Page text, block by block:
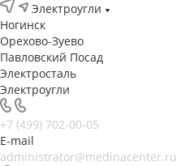
Электроугли
Ногинск
Орехово-Зуево
Павловский Посад
Электросталь
Электроугли
+7 (499) 702-00-05
E-mail
administrator@medinacenter.ru